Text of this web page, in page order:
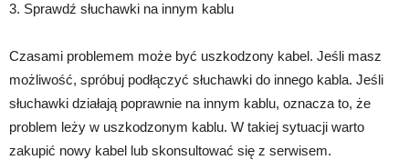
3. Sprawdź słuchawki na innym kablu
Czasami problemem może być uszkodzony kabel. Jeśli masz
możliwość, spróbuj podłączyć słuchawki do innego kabla. Jeśli
słuchawki działają poprawnie na innym kablu, oznacza to, że
problem leży w uszkodzonym kablu. W takiej sytuacji warto
zakupić nowy kabel lub skonsultować się z serwisem.